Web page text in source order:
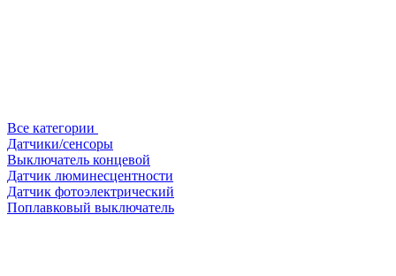
Все категории
Датчики/сенсоры
Выключатель концевой
Датчик люминесцентности
Датчик фотоэлектрический
Поплавковый выключатель